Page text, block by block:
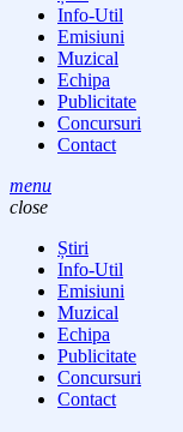
Info-Util
Emisiuni
Muzical
Echipa
Publicitate
Concursuri
Contact
menu
close
Știri
Info-Util
Emisiuni
Muzical
Echipa
Publicitate
Concursuri
Contact